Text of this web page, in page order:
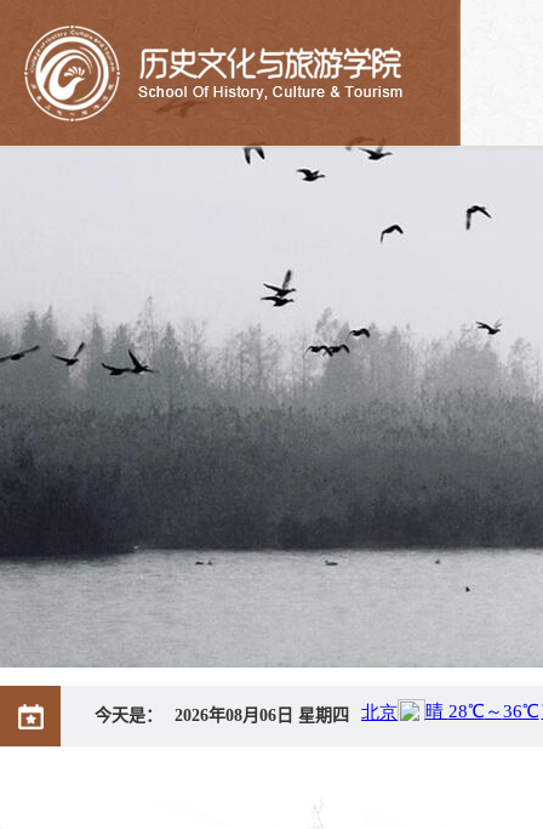
今天是： 2026年08月06日 星期四